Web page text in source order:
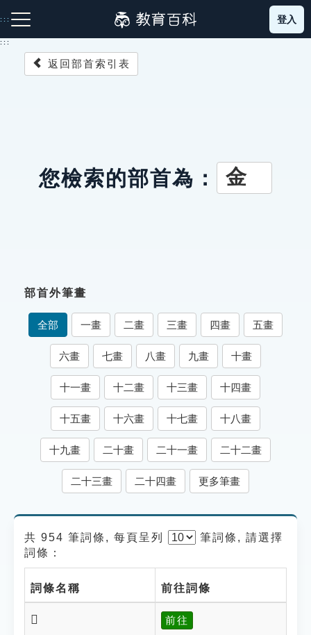
到
主
:::
成語故事
索引選單
知識索引
單字索引
生命大百科索引
遊戲專區
貓頭鷹博士
登入
:::
返回部首索引表
您檢索的部首為： 金
部首外筆畫
全部 一畫 二畫 三畫 四畫 五畫
六畫 七畫 八畫 九畫 十畫
十一畫 十二畫 十三畫 十四畫
十五畫 十六畫 十七畫 十八畫
十九畫 二十畫 二十一畫 二十二畫
二十三畫 二十四畫 更多筆畫
共 954 筆詞條, 每頁呈列 筆詞條, 請選擇
詞條：
詞條名稱 前往詞條
𨬅 前往